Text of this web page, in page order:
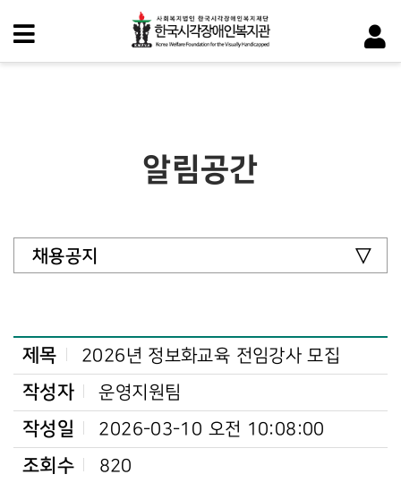
알림공간
채용공지
제목 2026년 정보화교육 전임강사 모집
작성자 운영지원팀
작성일 2026-03-10 오전 10:08:00
조회수 820